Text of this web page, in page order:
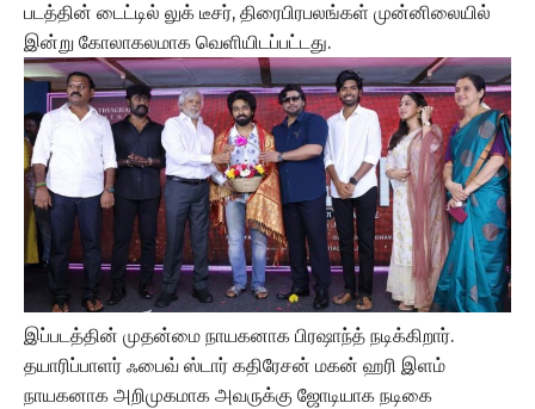
படத்தின் டைட்டில் லுக் டீசர், திரைபிரபலங்கள் முன்னிலையில்
இன்று கோலாகலமாக வெளியிடப்பட்டது.
இப்படத்தின் முதன்மை நாயகனாக பிரஷாந்த் நடிக்கிறார்.
தயாரிப்பாளர் ஃபைவ் ஸ்டார் கதிரேசன் மகன் ஹரி இளம்
நாயகனாக அறிமுகமாக அவருக்கு ஜோடியாக நடிகை